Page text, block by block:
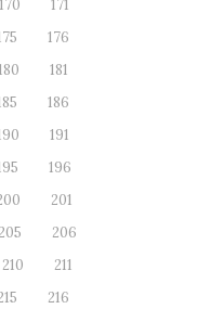
170
171
176
181
186
191
196
201
205
206
210
211
216